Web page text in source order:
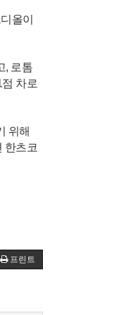
올이
, 로톰
차로
위해
한츠코
프린트